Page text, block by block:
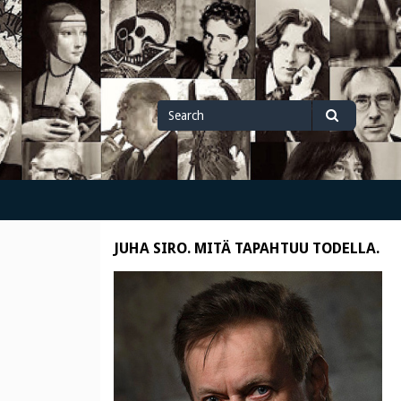
Search
for
Search
JUHA SIRO. MITÄ TAPAHTUU TODELLA.